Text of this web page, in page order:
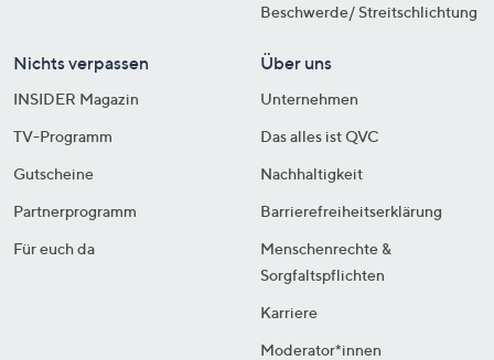
Beschwerde/ Streitschlichtung
Nichts verpassen
INSIDER Magazin
TV-Programm
Gutscheine
Partnerprogramm
Für euch da
Über uns
Unternehmen
Das alles ist QVC
Nachhaltigkeit
Barrierefreiheitserklärung
Menschenrechte &
Sorgfaltspflichten
Karriere
Moderator*innen